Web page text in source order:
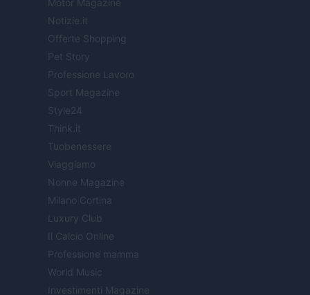
Motor Magazine
Notizie.it
Offerte Shopping
Pet Story
Professione Lavoro
Sport Magazine
Style24
Think.it
Tuobenessere
Viaggiamo
Nonne Magazine
Milano Cortina
Luxury Club
Il Calcio Online
Professione mamma
World Music
Investimenti Magazine